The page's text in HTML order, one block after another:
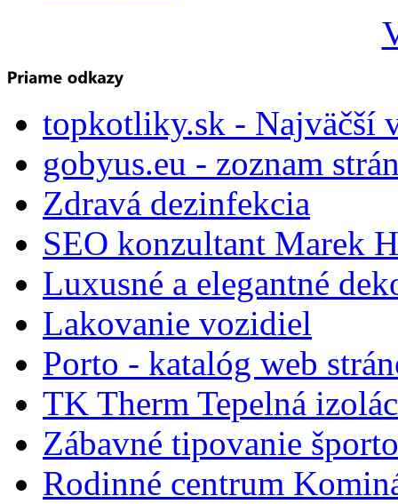
topkotliky.sk - Najväčší
gobyus.eu - zoznam
Zdravá dezinfekcia
SEO konzultant Marek
Luxusné a elegantné
Lakovanie vozidiel
Porto - katalóg web
TK Therm Tepelná
Zábavné tipovanie
Rodinné centrum